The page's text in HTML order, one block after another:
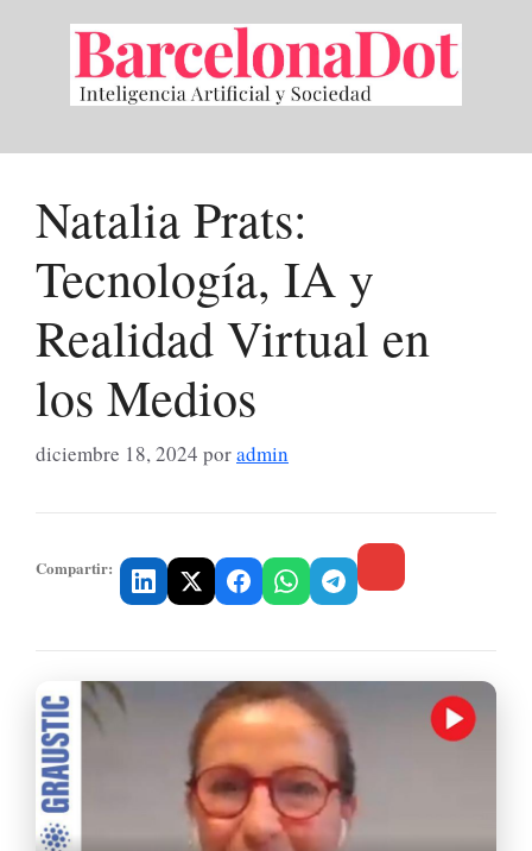
contenido
Natalia Prats:
Tecnología, IA y
Realidad Virtual en
los Medios
diciembre 18, 2024 poradmin
Compartir: